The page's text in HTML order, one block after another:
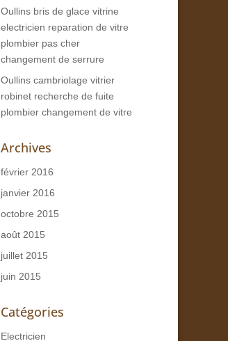
Oullins bris de glace vitrine
electricien reparation de vitre
plombier pas cher
changement de serrure
Oullins cambriolage vitrier
robinet recherche de fuite
plombier changement de vitre
Archives
février 2016
janvier 2016
octobre 2015
août 2015
juillet 2015
juin 2015
Catégories
Electricien